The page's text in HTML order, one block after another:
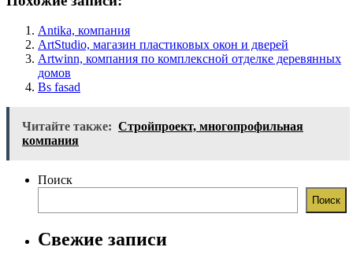
Antika, компания
ArtStudio, магазин пластиковых окон и дверей
Artwinn, компания по комплексной отделке деревянных
домов
Bs fasad
Читайте также: Стройпроект, многопрофильная
компания
Поиск
Поиск
Свежие записи